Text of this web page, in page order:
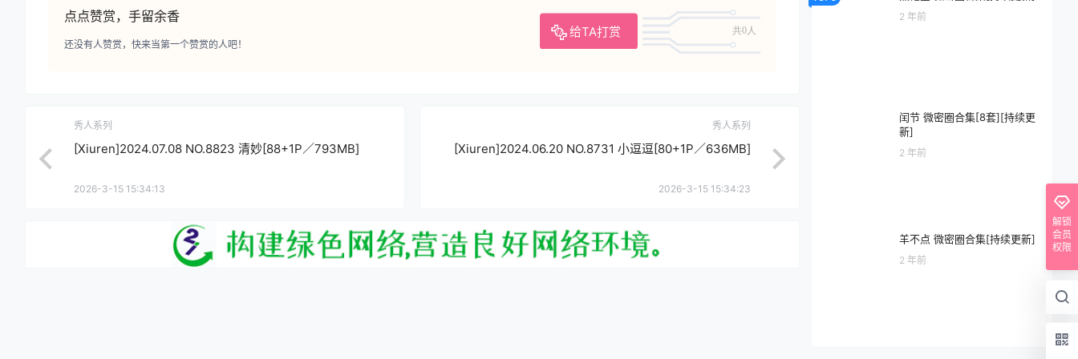
点点赞赏，手留余香
给TA打赏 共0人
还没有人赞赏，快来当第一个赞赏的人吧！
秀人系列
[Xiuren]2024.07.08 NO.8823 清妙[88+1P／793MB]
2026-3-15 15:34:13
秀人系列
[Xiuren]2024.06.20 NO.8731 小逗逗[80+1P／636MB]
2026-3-15 15:34:23
2 年前
闰节 微密圈合集[8套][持续更
新]
2 年前
羊不点 微密圈合集[持续更新]
2 年前
解锁
会员
权限